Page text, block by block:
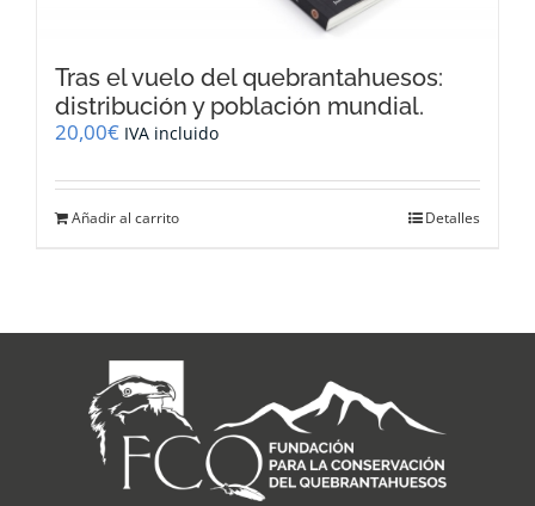
Tras el vuelo del quebrantahuesos:
distribución y población mundial.
20,00€ IVA incluido
Añadir al carrito Detalles